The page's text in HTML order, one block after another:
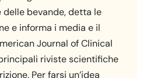
delle bevande, detta le
e informa i media e il
Journal of Clinical
riviste scientifiche
Per farsi un’idea